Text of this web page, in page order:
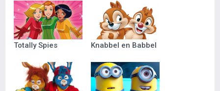
Totally Spies Knabbel en Babbel